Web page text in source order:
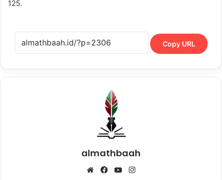
125.
Copy URL
almathbaah
WebsiteFacebookYouTube